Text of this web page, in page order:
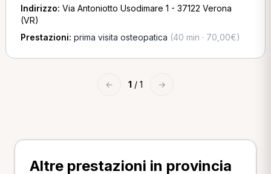
Indirizzo: Via Antoniotto Usodimare 1 - 37122 Verona
(VR)
Prestazioni: prima visita osteopatica (40 min · 70,00€)
← 1 / 1 →
Altre prestazioni in provincia